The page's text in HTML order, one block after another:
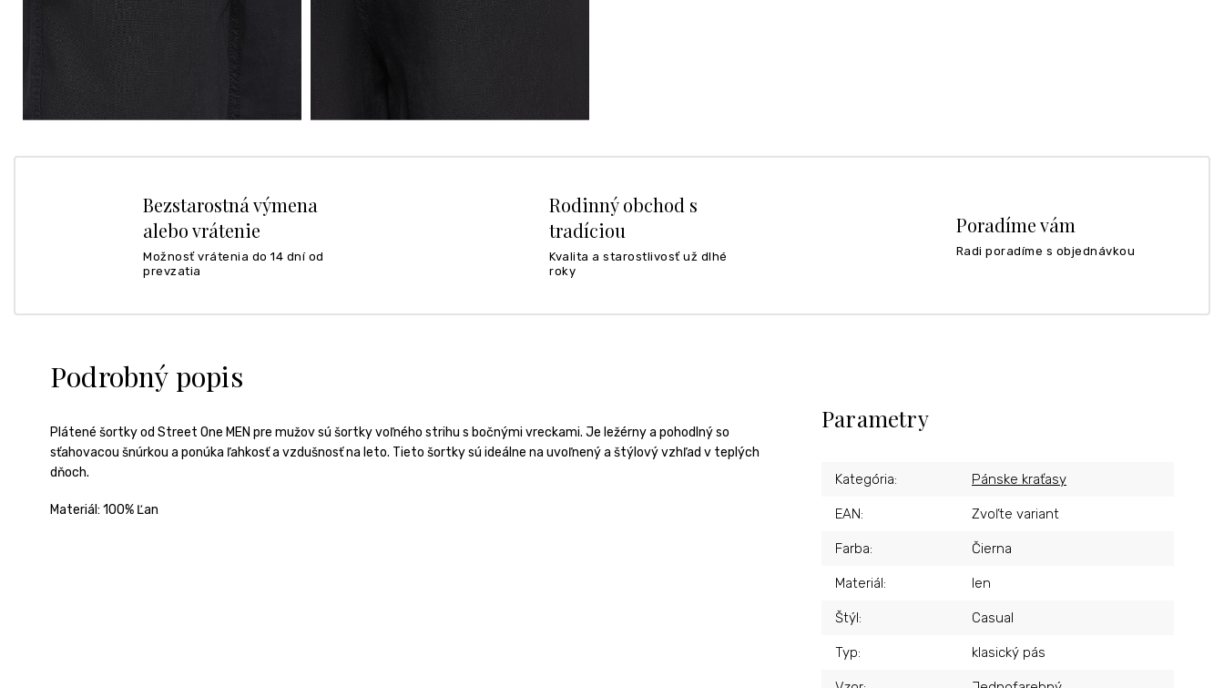
Bezstarostná výmena
alebo vrátenie
Možnosť vrátenia do 14 dní od
prevzatia
Rodinný obchod s
tradíciou
Kvalita a starostlivosť už dlhé
roky
Poradíme vám
Radi poradíme s objednávkou
Podrobný popis
Plátené šortky od Street One MEN pre mužov sú šortky voľného strihu s bočnými vreckami. Je ležérny a pohodlný so
sťahovacou šnúrkou a ponúka ľahkosť a vzdušnosť na leto. Tieto šortky sú ideálne na uvoľnený a štýlový vzhľad v teplých
dňoch.
Materiál: 100% Ľan
Parametry
Kategória: Pánske kraťasy
EAN: Zvoľte variant
Farba: Čierna
Materiál: len
Štýl: Casual
Typ: klasický pás